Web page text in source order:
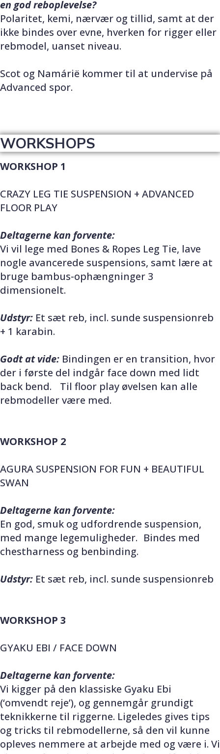
en god reboplevelse?
Polaritet, kemi, nærvær og tillid, samt at der
ikke bindes over evne, hverken for rigger eller
rebmodel, uanset niveau.
Scot og Namárië kommer til at undervise på
Advanced spor.
WORKSHOPS
WORKSHOP 1
CRAZY LEG TIE SUSPENSION + ADVANCED
FLOOR PLAY
Deltagerne kan forvente:
Vi vil lege med Bones & Ropes Leg Tie, lave
nogle avancerede suspensions, samt lære at
bruge bambus-ophængninger 3
dimensionelt.
Udstyr: Et sæt reb, incl. sunde suspensionreb
+ 1 karabin.
Godt at vide: Bindingen er en transition, hvor
der i første del indgår face down med lidt
back bend. Til floor play øvelsen kan alle
rebmodeller være med.
WORKSHOP 2
AGURA SUSPENSION FOR FUN + BEAUTIFUL
SWAN
Deltagerne kan forvente:
En god, smuk og udfordrende suspension,
med mange legemuligheder. Bindes med
chestharness og benbinding.
Udstyr: Et sæt reb, incl. sunde suspensionreb
WORKSHOP 3
GYAKU EBI / FACE DOWN
Deltagerne kan forvente:
Vi kigger på den klassiske Gyaku Ebi
(‘omvendt reje’), og gennemgår grundigt
teknikkerne til riggerne. Ligeledes gives tips
og tricks til rebmodellerne, så den vil kunne
opleves nemmere at arbejde med og være i. Vi